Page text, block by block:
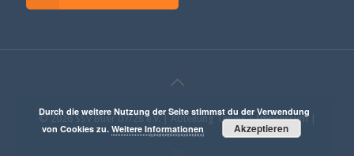
© 2026 SSV Buer 07/28 e.V. | Abteilung Tennis |Impressum|
Datenschutz
Durch die weitere Nutzung der Seite stimmst du der Verwendung
von Cookies zu. Weitere Informationen Akzeptieren